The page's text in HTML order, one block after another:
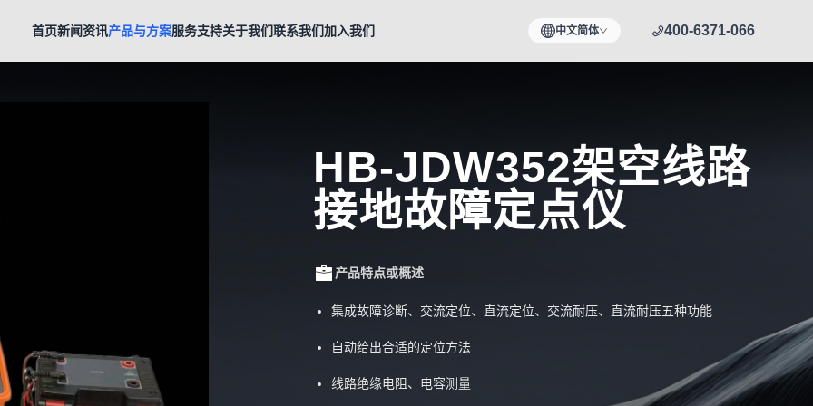
首页新闻资讯产品与方案服务支持关于我们联系我们加入我们 中文简体 400-6371-066
HB-JDW352架空线路
接地故障定点仪
产品特点或概述
集成故障诊断、交流定位、直流定位、交流耐压、直流耐压五种功能
自动给出合适的定位方法
线路绝缘电阻、电容测量